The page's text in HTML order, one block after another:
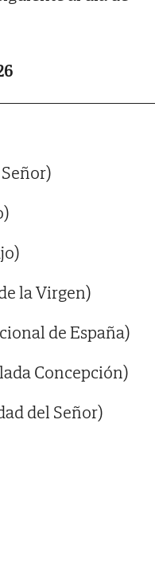
la Virgen)
de España)
Concepción)
del Señor)